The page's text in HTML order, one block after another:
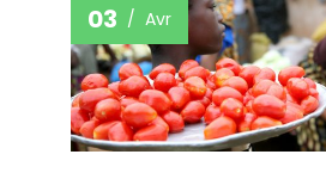
03 Avr